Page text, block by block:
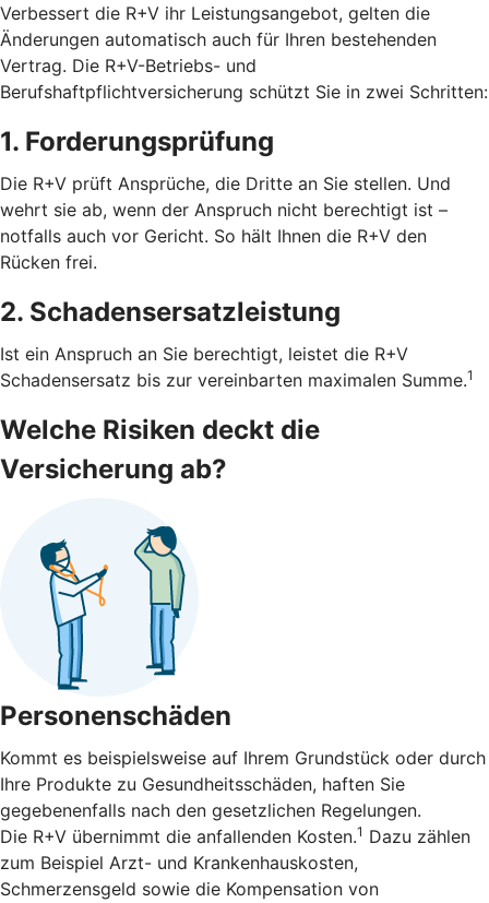
Verbessert die R+V ihr Leistungsangebot, gelten die
Änderungen automatisch auch für Ihren bestehenden
Vertrag. Die R+V-Betriebs- und
Berufshaftpflichtversicherung schützt Sie in zwei Schritten:
1. Forderungsprüfung
Die R+V prüft Ansprüche, die Dritte an Sie stellen. Und
wehrt sie ab, wenn der Anspruch nicht berechtigt ist –
notfalls auch vor Gericht. So hält Ihnen die R+V den
Rücken frei.
2. Schadensersatzleistung
Ist ein Anspruch an Sie berechtigt, leistet die R+V
Schadensersatz bis zur vereinbarten maximalen Summe.1
Welche Risiken deckt die
Versicherung ab?
Personenschäden
Kommt es beispielsweise auf Ihrem Grundstück oder durch
Ihre Produkte zu Gesundheitsschäden, haften Sie
gegebenenfalls nach den gesetzlichen Regelungen.
Die R+V übernimmt die anfallenden Kosten.1 Dazu zählen
zum Beispiel Arzt- und Krankenhauskosten,
Schmerzensgeld sowie die Kompensation von